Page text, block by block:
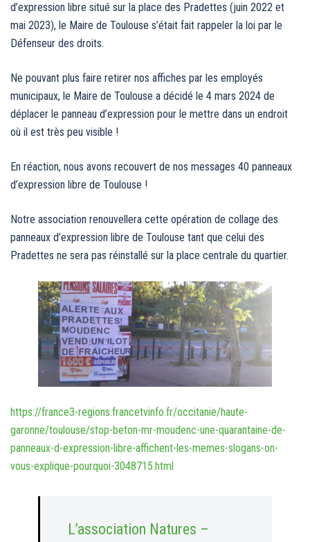
d’expression libre situé sur la place des Pradettes (juin 2022 et
mai 2023), le Maire de Toulouse s’était fait rappeler la loi par le
Défenseur des droits.
Ne pouvant plus faire retirer nos affiches par les employés
municipaux, le Maire de Toulouse a décidé le 4 mars 2024 de
déplacer le panneau d’expression pour le mettre dans un endroit
où il est très peu visible !
En réaction, nous avons recouvert de nos messages 40 panneaux
d’expression libre de Toulouse !
Notre association renouvellera cette opération de collage des
panneaux d’expression libre de Toulouse tant que celui des
Pradettes ne sera pas réinstallé sur la place centrale du quartier.
https://france3-regions.francetvinfo.fr/occitanie/haute-
garonne/toulouse/stop-beton-mr-moudenc-une-quarantaine-de-
panneaux-d-expression-libre-affichent-les-memes-slogans-on-
vous-explique-pourquoi-3048715.html
L’association Natures –